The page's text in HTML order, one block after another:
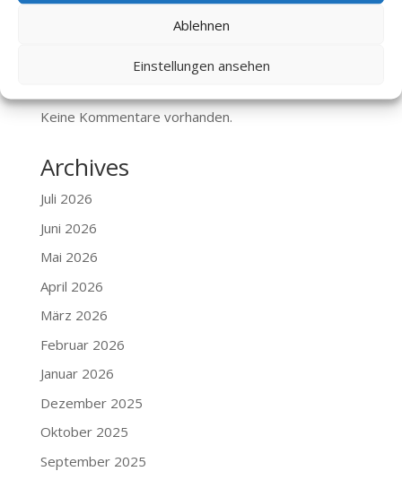
Ablehnen
Einstellungen ansehen
Recent Comments
Keine Kommentare vorhanden.
Archives
Juli 2026
Juni 2026
Mai 2026
April 2026
März 2026
Februar 2026
Januar 2026
Dezember 2025
Oktober 2025
September 2025